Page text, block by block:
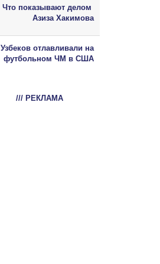
Что показывают делом
Азиза Хакимова
Узбеков отлавливали на
футбольном ЧМ в США
/// РЕКЛАМА